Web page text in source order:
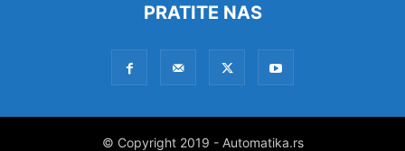
PRATITE NAS
© Copyright 2019 - Automatika.rs